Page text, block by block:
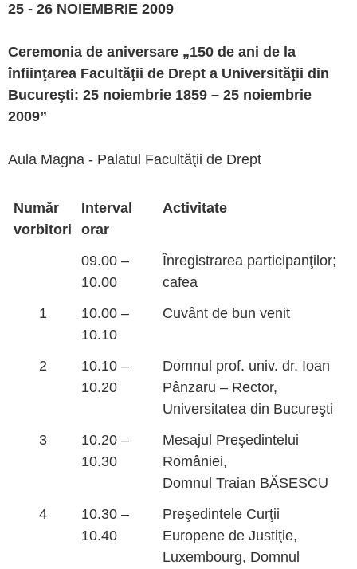
25 - 26 NOIEMBRIE 2009
Ceremonia de aniversare „150 de ani de la
înfiinţarea Facultăţii de Drept a Universităţii din
Bucureşti: 25 noiembrie 1859 – 25 noiembrie
2009”
Aula Magna - Palatul Facultăţii de Drept
Număr
vorbitori
Interval
orar
Activitate
09.00 –
10.00
Înregistrarea participanţilor;
cafea
1
10.00 –
10.10
Cuvânt de bun venit
2
10.10 –
10.20
Domnul prof. univ. dr. Ioan
Pânzaru – Rector,
Universitatea din Bucureşti
3
10.20 –
10.30
Mesajul Preşedintelui
României,
Domnul Traian BĂSESCU
4
10.30 –
10.40
Preşedintele Curţii
Europene de Justiţie,
Luxembourg, Domnul